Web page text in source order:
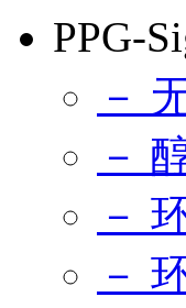
PPG-
－
－
－
－